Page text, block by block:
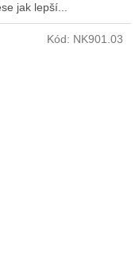
jak lepší...
Kód: NK901.03